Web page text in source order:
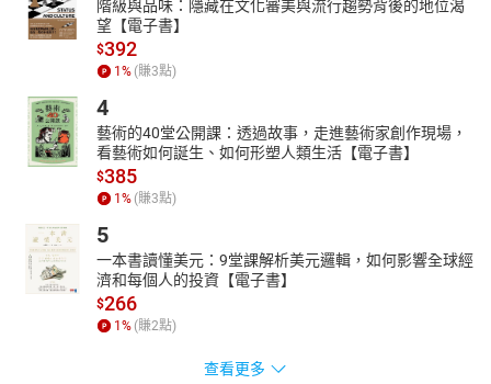
個人的立志：為基督做僕人，為教會做神學，為社會做關懷。讀其
文得識其人，此為其一。
熱愛電影和閱讀，從哲學到趨勢、冷僻到熱門、寫實到科幻，他善
於以各樣題材回應當代時局、社會文化、倫理課題，靈活地運用在
論述脈絡中，不僅豐富了他個人的內蘊、擴充讀者的視野，也使其
文字增添一分淳厚的人味──提出批判之餘，不失牧者關懷；指向別
人之際，也有自我省察；表達期許之前，先反求諸己。讀其文得識
其人，此為其二。
除本書外，尚著有《21世紀神學事件簿》（校園）、《人之為人》
（協傳）、《公眾倫理》（協傳）、《為主所欲》（新加坡神學
院），其文章並散見於《校園》雜誌、《新橋》雜誌，與各報章媒
體。
階級與品味：隱藏在文化審美與流行趨勢背後的地位渴
望【電子書】
$392
1 % (賺3點)
4
藝術的40堂公開課：透過故事，走進藝術家創作現場，
看藝術如何誕生、如何形塑人類生活【電子書】
$385
1 % (賺3點)
5
一本書讀懂美元：9堂課解析美元邏輯，如何影響全球經
濟和每個人的投資【電子書】
$266
1 % (賺2點)
查看更多